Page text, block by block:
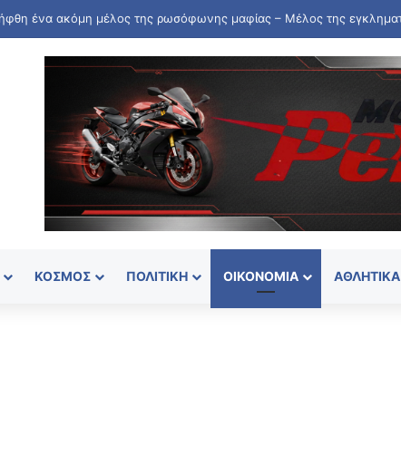
ΚΌΣΜΟΣ ΠΟΛΙΤΙΚΉ ΟΙΚΟΝΟΜΊΑ ΑΘΛΗΤΙΚΆ